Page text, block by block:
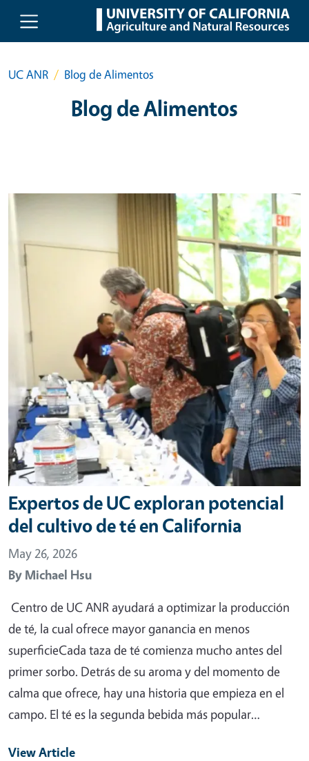
Skip to main content
UC ANR Blog de Alimentos
Blog de Alimentos
Primary Image
Expertos de UC exploran potencial
del cultivo de té en California
May 26, 2026
By Michael Hsu
Centro de UC ANR ayudará a optimizar la producción
de té, la cual ofrece mayor ganancia en menos
superficieCada taza de té comienza mucho antes del
primer sorbo. Detrás de su aroma y del momento de
calma que ofrece, hay una historia que empieza en el
campo. El té es la segunda bebida más popular…
View Article